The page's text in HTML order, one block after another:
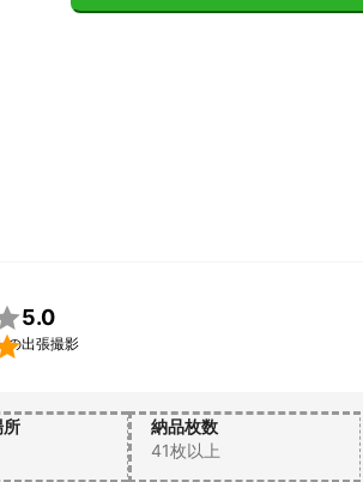
5.0
の出張撮影
所
納品枚数
41枚以上